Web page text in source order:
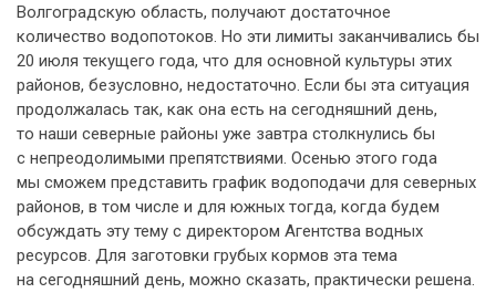
Волгоградскую область, получают достаточное
количество водопотоков. Но эти лимиты заканчивались бы
20 июля текущего года, что для основной культуры этих
районов, безусловно, недостаточно. Если бы эта ситуация
продолжалась так, как она есть на сегодняшний день,
то наши северные районы уже завтра столкнулись бы
с непреодолимыми препятствиями. Осенью этого года
мы сможем представить график водоподачи для северных
районов, в том числе и для южных тогда, когда будем
обсуждать эту тему с директором Агентства водных
ресурсов. Для заготовки грубых кормов эта тема
на сегодняшний день, можно сказать, практически решена.